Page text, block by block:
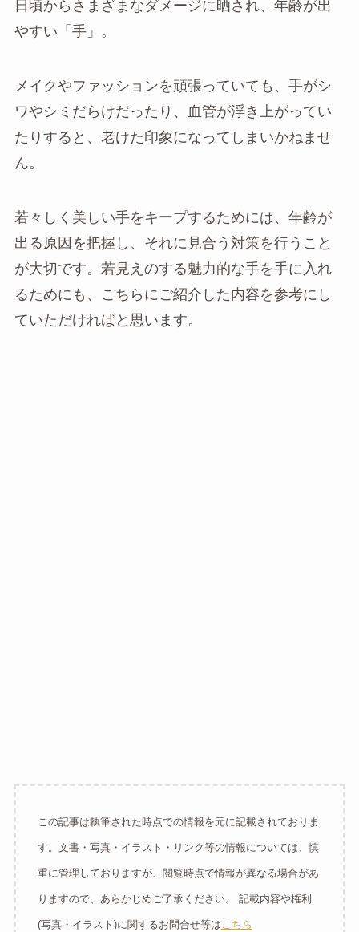
日頃からさまざまなダメージに晒され、年齢が出
やすい「手」。
メイクやファッションを頑張っていても、手がシ
ワやシミだらけだったり、血管が浮き上がってい
たりすると、老けた印象になってしまいかねませ
ん。
若々しく美しい手をキープするためには、年齢が
出る原因を把握し、それに見合う対策を行うこと
が大切です。若見えのする魅力的な手を手に入れ
るためにも、こちらにご紹介した内容を参考にし
ていただければと思います。
この記事は執筆された時点での情報を元に記載されておりま
す。文書・写真・イラスト・リンク等の情報については、慎
重に管理しておりますが、閲覧時点で情報が異なる場合があ
りますので、あらかじめご了承ください。 記載内容や権利
(写真・イラスト)に関するお問合せ等はこちら